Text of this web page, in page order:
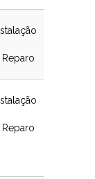
Reparo
Reparo